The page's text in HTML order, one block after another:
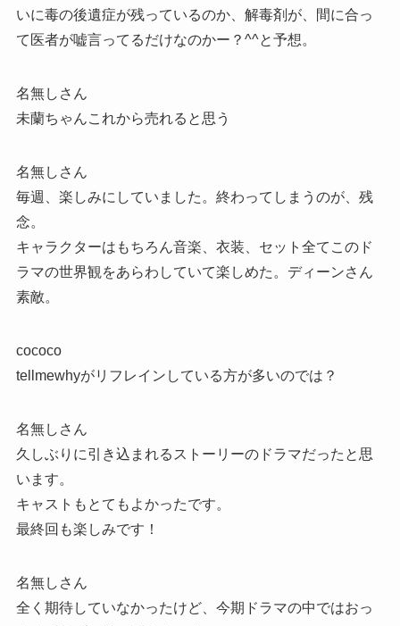
いに毒の後遺症が残っているのか、解毒剤が、間に合っ
て医者が嘘言ってるだけなのかー？^^と予想。
名無しさん
未蘭ちゃんこれから売れると思う
名無しさん
毎週、楽しみにしていました。終わってしまうのが、残
念。
キャラクターはもちろん音楽、衣装、セット全てこのド
ラマの世界観をあらわしていて楽しめた。ディーンさん
素敵。
cococo
tellmewhyがリフレインしている方が多いのでは？
名無しさん
久しぶりに引き込まれるストーリーのドラマだったと思
います。
キャストもとてもよかったです。
最終回も楽しみです！
名無しさん
全く期待していなかったけど、今期ドラマの中ではおっ